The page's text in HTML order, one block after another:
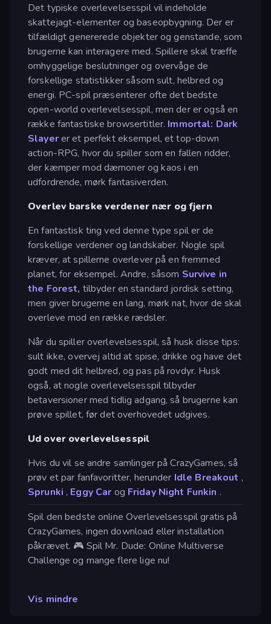
Det typiske overlevelsesspil vil indeholde
skattejagt-elementer og baseopbygning. Der er
tilfældigt genererede objekter og genstande, som
brugerne kan interagere med. Spillere skal træffe
omhyggelige beslutninger og overvåge de
forskellige statistikker såsom sult, helbred og
energi. PC-spil præsenterer ofte det bedste
open-world overlevelsesspil, men der er også en
række fantastiske browsertitler. Immortal: Dark
Slayerer et perfekt eksempel, et top-down
action-RPG, hvor du spiller som en fallen ridder,
der kæmper mod dæmoner og kaos i en
udfordrende, mørk fantasiverden.
Overlev barske verdener nær og fjern
En fantastisk ting ved denne type spil er de
forskellige verdener og landskaber. Nogle spil
kræver, at spillerne overlever på en fremmed
planet, for eksempel. Andre, såsom Survive in
the Forest, tilbyder en standard jordisk setting,
men giver brugerne en lang, mørk nat, hvor de skal
overleve mod en række rædsler.
Når du spiller overlevelsesspil, så husk disse tips:
sult ikke, overvej altid at spise, drikke og have det
godt med dit helbred, og pas på rovdyr. Husk
også, at nogle overlevelsesspil tilbyder
betaversioner med tidlig adgang, så brugerne kan
prøve spillet, før det overhovedet udgives.
Ud over overlevelsesspil
Hvis du vil se andre samlinger på CrazyGames, så
prøv et par fanfavoritter, herunder Idle Breakout ,
Sprunki , Eggy Car og Friday Night Funkin .
Spil den bedste online Overlevelsesspil gratis på
CrazyGames, ingen download eller installation
påkrævet. 🎮 Spil Mr. Dude: Online Multiverse
Challenge og mange flere lige nu!
Vis mindre